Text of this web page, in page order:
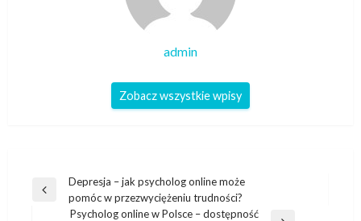
admin
Zobacz wszystkie wpisy
Nawigacja
wpisu
Poprzedni
Depresja – jak psycholog online może
pomóc w przezwyciężeniu trudności?
Psycholog online w Polsce – dostępność